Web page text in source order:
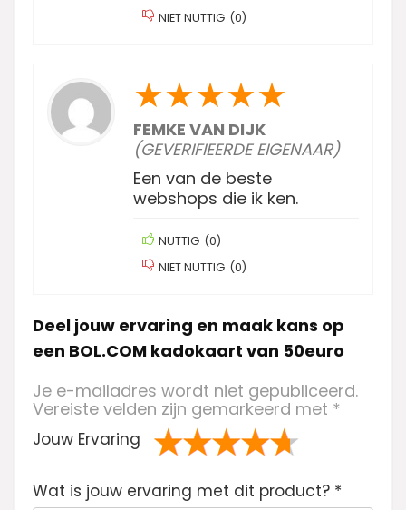
NIET NUTTIG (0)
★★★★★
FEMKE VAN DIJK
(GEVERIFIEERDE EIGENAAR)
Een van de beste
webshops die ik ken.
NUTTIG (0)
NIET NUTTIG (0)
Deel jouw ervaring en maak kans op
een BOL.COM kadokaart van 50euro
Je e-mailadres wordt niet gepubliceerd.
Vereiste velden zijn gemarkeerd met *
Jouw Ervaring
va
de 5
sterren
sterren
sterren
Wat is jouw ervaring met dit product? *